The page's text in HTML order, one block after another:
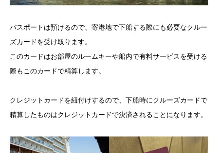
パスポートは預けるので、寄港地で下船する際にも必要なクルー
ズカードを受け取ります。
このカードはお部屋のルームキーや船内で有料サービスを受ける
際もこのカードで精算します。
クレジットカードを紐付けするので、下船時にクルーズカードで
精算したものはクレジットカードで決済されることになります。